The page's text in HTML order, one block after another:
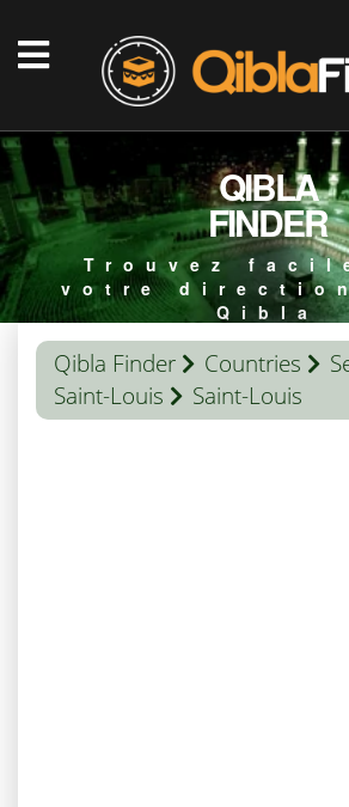
QIBLA
FINDER
Trouvez
votre
Qibla
Qibla Finder Countries
Saint-Louis
Saint-Louis